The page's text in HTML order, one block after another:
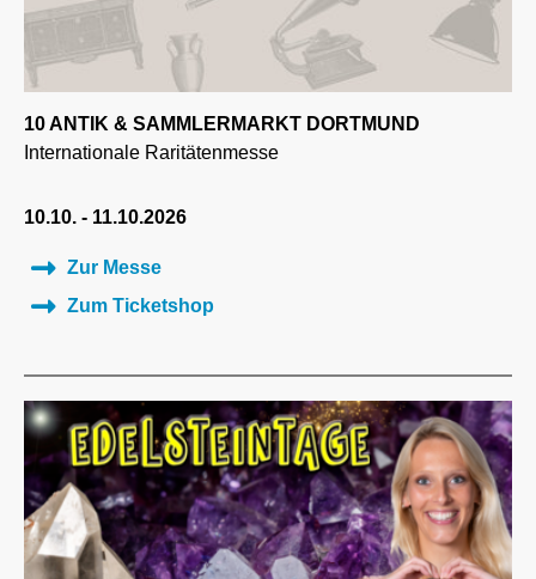
10 ANTIK & SAMMLERMARKT DORTMUND
Internationale Raritätenmesse
10.10. - 11.10.2026
Zur Messe
Zum Ticketshop